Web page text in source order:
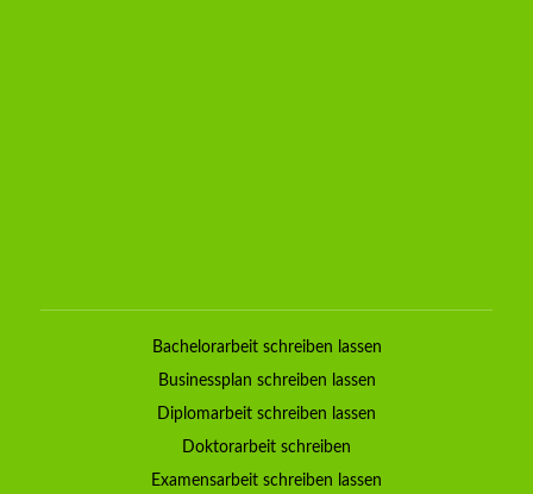
Bachelorarbeit schreiben lassen
Businessplan schreiben lassen
Diplomarbeit schreiben lassen
Doktorarbeit schreiben
Examensarbeit schreiben lassen